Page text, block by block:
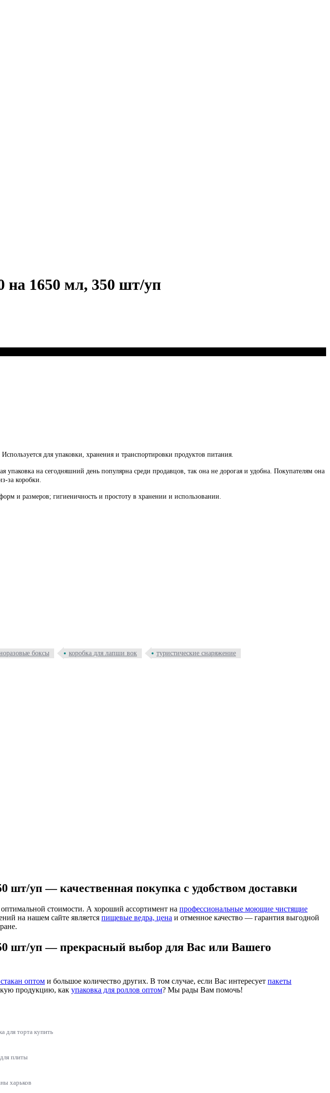
на 1650 мл, 350 шт/уп
для упаковки, хранения и транспортировки продуктов питания.
на сегодняшний день популярна среди продавцов, так она не дорогая и удобна. Покупателям она
за коробки.
и размеров; гигиеничность и простоту в хранении и использовании.
боксы коробка для лапши вок
туристические снаряжение
шт/уп — качественная покупка с удобством доставки
стоимости. А хороший ассортимент на профессиональные моющие чистящие
на нашем сайте является пищевые ведра, цена и отменное качество — гарантия выгодной
шт/уп — прекрасный выбор для Вас или Вашего
оптом и большое количество других. В том случае, если Вас интересует пакеты
продукцию, как упаковка для роллов оптом? Мы рады Вам помочь!
для торта купить
плиты
харьков